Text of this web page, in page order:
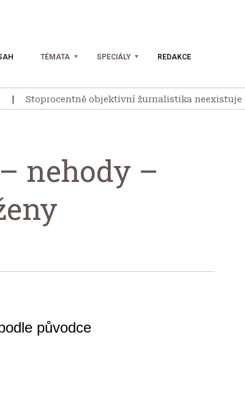
TÉMATA SPECIÁLY REDAKCE
Stoprocentně objektivní žurnalistika neexistuje
nehody –